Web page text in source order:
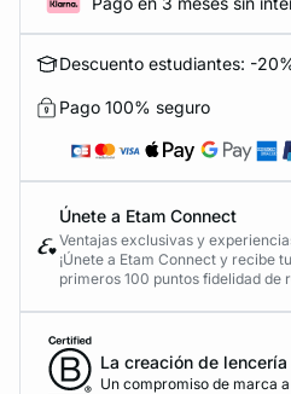
Descuento estudiantes: -
Pago 100% seguro
Únete a Etam Connect
Ventajas exclusivas y
¡Únete a Etam Connect y recibe
primeros 100 puntos fidelidad de
La creación de
Un compromiso de marca